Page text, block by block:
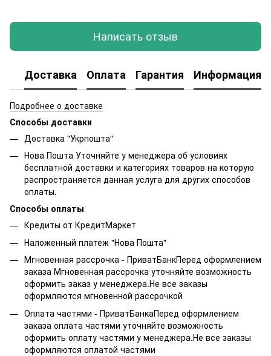
Написать отзыв
Доставка Оплата Гарантия Информация
Подробнее о доставке
Способы доставки
Доставка "Укрпошта"
Нова Пошта Уточняйте у менеджера об условиях
бесплатной доставки и категориях товаров на которую
распространяется данная услуга для других способов
оплаты.
Способы оплаты
Кредиты от КредитМаркет
Наложенный платеж "Нова Пошта"
Мгновенная рассрочка - ПриватБанкПеред оформлением
заказа Мгновенная рассрочка уточняйте возможность
оформить заказ у менеджера.Не все заказы
оформляются мгновенной рассрочкой
Оплата частями - ПриватБанкаПеред оформлением
заказа оплата частями уточняйте возможность
оформить оплату частями у менеджера.Не все заказы
оформляются оплатой частями